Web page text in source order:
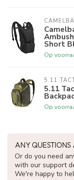
Short
Op
5.11
5.11
Op
ANY
Or do you need
with our support
We're happy to